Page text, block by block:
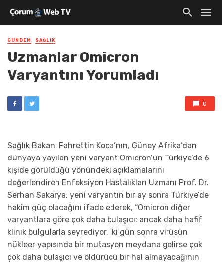
GÜNDEM SAĞLIK
Uzmanlar Omicron
Varyantını Yorumladı
0
Sağlık Bakanı Fahrettin Koca’nın, Güney Afrika’dan
dünyaya yayılan yeni varyant Omicron’un Türkiye’de 6
kişide görüldüğü yönündeki açıklamalarını
değerlendiren Enfeksiyon Hastalıkları Uzmanı Prof. Dr.
Serhan Sakarya, yeni varyantın bir ay sonra Türkiye’de
hakim güç olacağını ifade ederek, “Omicron diğer
varyantlara göre çok daha bulaşıcı; ancak daha hafif
klinik bulgularla seyrediyor. İki gün sonra virüsün
nükleer yapısında bir mutasyon meydana gelirse çok
çok daha bulaşıcı ve öldürücü bir hal almayacağının